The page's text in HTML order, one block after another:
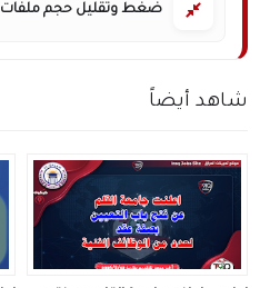
ضغط وتقليل حجم ملفات PDF مجاناً
شاهد أيضاً